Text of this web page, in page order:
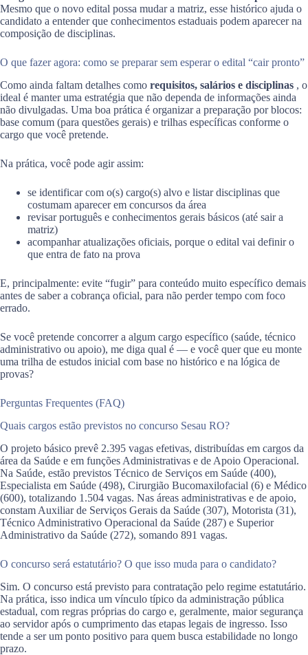
Mesmo que o novo edital possa mudar a matriz, esse histórico ajuda o
candidato a entender que conhecimentos estaduais podem aparecer na
composição de disciplinas.
O que fazer agora: como se preparar sem esperar o edital “cair pronto”
Como ainda faltam detalhes como requisitos, salários e disciplinas , o
ideal é manter uma estratégia que não dependa de informações ainda
não divulgadas. Uma boa prática é organizar a preparação por blocos:
base comum (para questões gerais) e trilhas específicas conforme o
cargo que você pretende.
Na prática, você pode agir assim:
se identificar com o(s) cargo(s) alvo e listar disciplinas que
costumam aparecer em concursos da área
revisar português e conhecimentos gerais básicos (até sair a
matriz)
acompanhar atualizações oficiais, porque o edital vai definir o
que entra de fato na prova
E, principalmente: evite “fugir” para conteúdo muito específico demais
antes de saber a cobrança oficial, para não perder tempo com foco
errado.
Se você pretende concorrer a algum cargo específico (saúde, técnico
administrativo ou apoio), me diga qual é — e você quer que eu monte
uma trilha de estudos inicial com base no histórico e na lógica de
provas?
Perguntas Frequentes (FAQ)
Quais cargos estão previstos no concurso Sesau RO?
O projeto básico prevê 2.395 vagas efetivas, distribuídas em cargos da
área da Saúde e em funções Administrativas e de Apoio Operacional.
Na Saúde, estão previstos Técnico de Serviços em Saúde (400),
Especialista em Saúde (498), Cirurgião Bucomaxilofacial (6) e Médico
(600), totalizando 1.504 vagas. Nas áreas administrativas e de apoio,
constam Auxiliar de Serviços Gerais da Saúde (307), Motorista (31),
Técnico Administrativo Operacional da Saúde (287) e Superior
Administrativo da Saúde (272), somando 891 vagas.
O concurso será estatutário? O que isso muda para o candidato?
Sim. O concurso está previsto para contratação pelo regime estatutário.
Na prática, isso indica um vínculo típico da administração pública
estadual, com regras próprias do cargo e, geralmente, maior segurança
ao servidor após o cumprimento das etapas legais de ingresso. Isso
tende a ser um ponto positivo para quem busca estabilidade no longo
prazo.